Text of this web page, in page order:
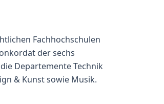
Fachhochschulen
der sechs
Departemente Technik
& Kunst sowie Musik.